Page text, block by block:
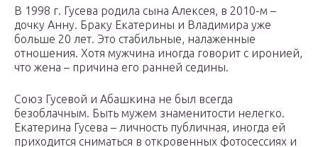
В 1998 г. Гусева родила сына Алексея, в 2010-м –
дочку Анну. Браку Екатерины и Владимира уже
больше 20 лет. Это стабильные, налаженные
отношения. Хотя мужчина иногда говорит с иронией,
что жена – причина его ранней седины.
Союз Гусевой и Абашкина не был всегда
безоблачным. Быть мужем знаменитости нелегко.
Екатерина Гусева – личность публичная, иногда ей
приходится сниматься в откровенных фотосессиях и